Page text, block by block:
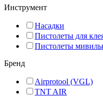
Инструмент
Насадки
Пистолеты для
Пистолеты
Бренд
Airprotool (VGL)
TNT AIR